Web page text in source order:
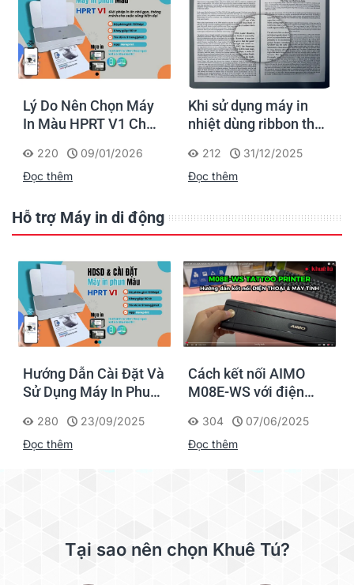
Lý Do Nên Chọn Máy
In Màu HPRT V1 Cho
Và Doanh Nghiệp
220
09/01/2026
Đọc thêm
Khi sử dụng máy in
nhiệt dùng ribbon thay
in ra có độ bền và khả
năng lưu giữ lâu dài
212
31/12/2025
Đọc thêm
Hỗ trợ Máy in di động
Hướng Dẫn Cài Đặt Và
Sử Dụng Máy In Phun
280
23/09/2025
Đọc thêm
Cách kết nối AIMO
M08E-WS với điện
stencil hình xăm
304
07/06/2025
Đọc thêm
Tại sao nên chọn Khuê Tú?